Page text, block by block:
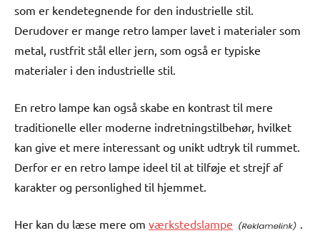
som er kendetegnende for den industrielle stil.
Derudover er mange retro lamper lavet i materialer som
metal, rustfrit stål eller jern, som også er typiske
materialer i den industrielle stil.
En retro lampe kan også skabe en kontrast til mere
traditionelle eller moderne indretningstilbehør, hvilket
kan give et mere interessant og unikt udtryk til rummet.
Derfor er en retro lampe ideel til at tilføje et strejf af
karakter og personlighed til hjemmet.
Her kan du læse mere om værkstedslampe